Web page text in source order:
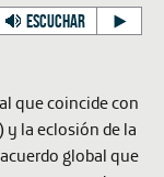
ESCUCHAR
que coincide con
y la eclosión de la
global que